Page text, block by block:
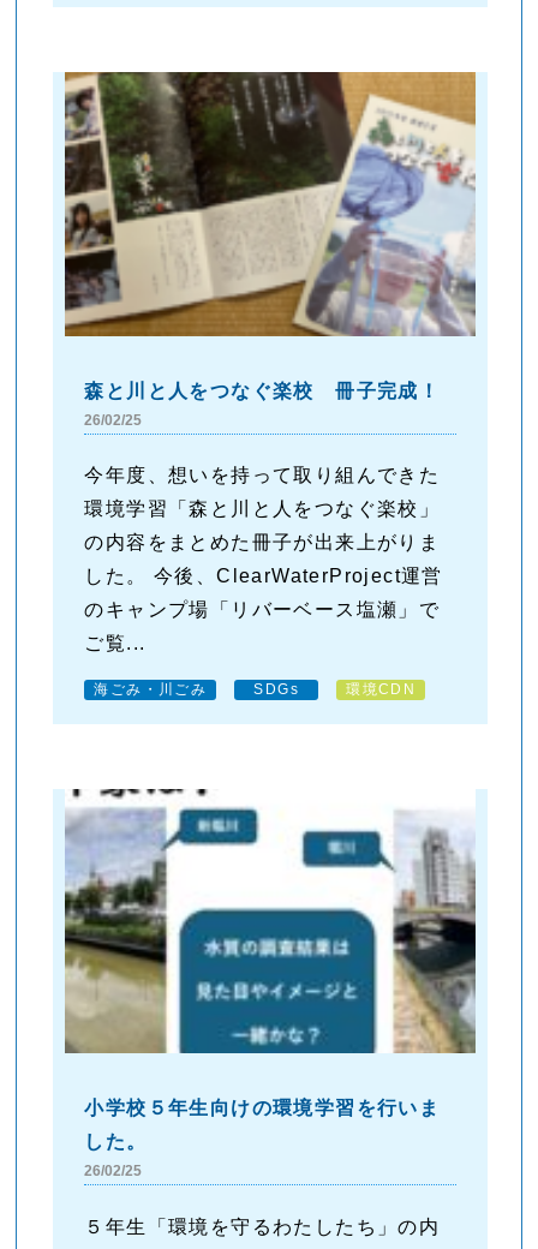
森と川と人をつなぐ楽校 冊子完成！
26/02/25
今年度、想いを持って取り組んできた
環境学習「森と川と人をつなぐ楽校」
の内容をまとめた冊子が出来上がりま
した。 今後、ClearWaterProject運営
のキャンプ場「リバーベース塩瀬」で
ご覧...
海ごみ・川ごみ SDGs 環境CDN
小学校５年生向けの環境学習を行いま
した。
26/02/25
５年生「環境を守るわたしたち」の内